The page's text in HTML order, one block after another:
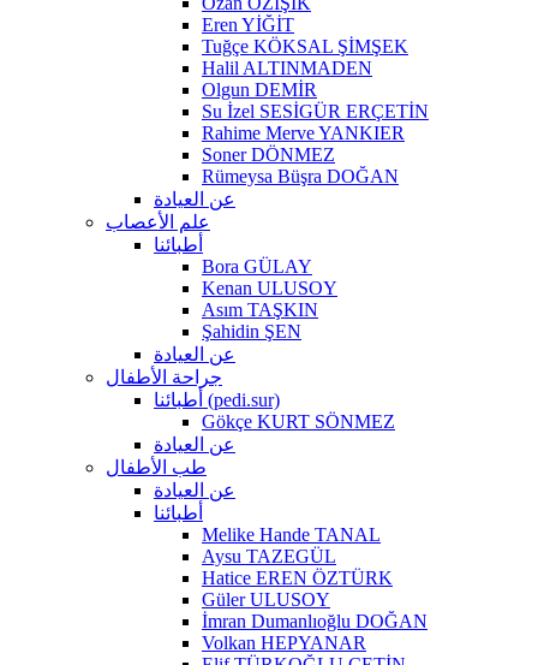
Eren YİĞİT
Tuğçe KÖKSAL ŞİMŞEK
Halil ALTINMADEN
Olgun DEMİR
Su İzel SESİGÜR ERÇETİN
Rahime Merve YANKIER
Soner DÖNMEZ
Rümeysa Büşra DOĞAN
عن العيادة
علم الأعصاب
أطبائنا
Bora GÜLAY
Kenan ULUSOY
Asım TAŞKIN
Şahidin ŞEN
عن العيادة
جراحة الأطفال
أطبائنا (pedi.sur)
Gökçe KURT SÖNMEZ
عن العيادة
طب الأطفال
عن العيادة
أطبائنا
Melike Hande TANAL
Aysu TAZEGÜL
Hatice EREN ÖZTÜRK
Güler ULUSOY
İmran Dumanlıoğlu DOĞAN
Volkan HEPYANAR